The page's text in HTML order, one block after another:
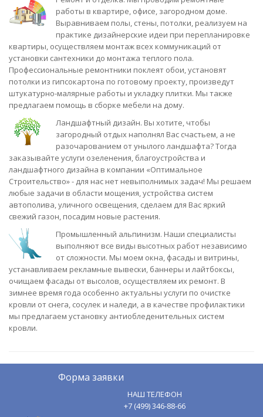
работы в квартире, офисе, загородном доме.
Выравниваем полы, стены, потолки, реализуем на
практике дизайнерские идеи при перепланировке
квартиры, осуществляем монтаж всех коммуникаций от
установки сантехники до монтажа теплого пола.
Профессиональные ремонтники поклеят обои, установят
потолки из гипсокартона по готовому проекту, произведут
штукатурно-малярные работы и укладку плитки. Мы также
предлагаем помощь в сборке мебели на дому.
Ландшафтный дизайн. Вы хотите, чтобы
загородный отдых наполнял Вас счастьем, а не
разочарованием от унылого ландшафта? Тогда
заказывайте услуги озеленения, благоустройства и
ландшафтного дизайна в компании «Оптимальное
Строительство» - для нас нет невыполнимых задач! Мы решаем
любые задачи в области мощения, устройства систем
автополива, уличного освещения, сделаем для Вас яркий
свежий газон, посадим новые растения.
Промышленный альпинизм. Наши специалисты
выполняют все виды высотных работ независимо
от сложности. Мы моем окна, фасады и витрины,
устанавливаем рекламные вывески, баннеры и лайтбоксы,
очищаем фасады от высолов, осуществляем их ремонт. В
зимнее время года особенно актуальны услуги по очистке
кровли от снега, сосулек и наледи, а в качестве профилактики
мы предлагаем установку антиобледенительных систем
кровли.
Форма заявки
НАШ ТЕЛЕФОН
+7 (499) 346-88-66